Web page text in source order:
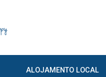
ALOJAMENTO LOCAL